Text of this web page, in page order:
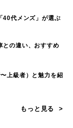
40代メンズ」が選ぶ
との違い、おすすめ
上級者）と魅力を紹
もっと見る